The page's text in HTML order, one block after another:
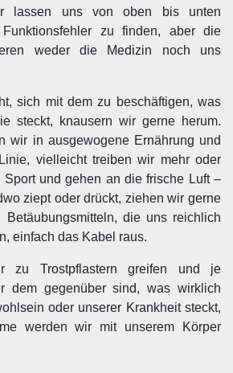
lassen uns von oben bis unten
zu finden, aber die
weder die Medizin noch uns
sich mit dem zu beschäftigen, was
steckt, knausern wir gerne herum.
wir in ausgewogene Ernährung und
vielleicht treiben wir mehr oder
und gehen an die frische Luft –
ziept oder drückt, ziehen wir gerne
die uns reichlich
einfach das Kabel raus.
zu Trostpflastern greifen und je
dem gegenüber sind, was wirklich
oder unserer Krankheit steckt,
werden wir mit unserem Körper